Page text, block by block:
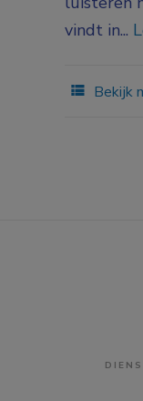
vindt in...
Bekijk